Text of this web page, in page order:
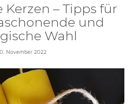
– Tipps für
und
Wahl
November 2022